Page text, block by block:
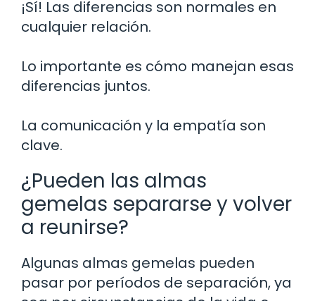
¡Sí! Las diferencias son normales en
cualquier relación.
Lo importante es cómo manejan esas
diferencias juntos.
La comunicación y la empatía son
clave.
¿Pueden las almas
gemelas separarse y volver
a reunirse?
Algunas almas gemelas pueden
pasar por períodos de separación, ya